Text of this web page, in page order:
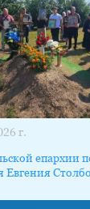
г.
епархии
Евгения